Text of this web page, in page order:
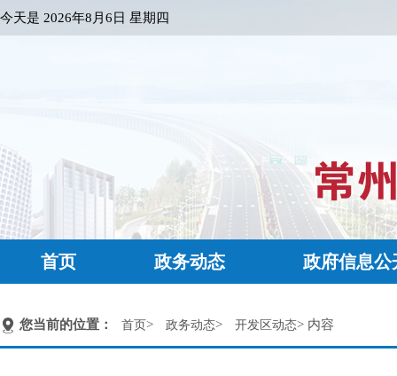
今天是 2026年8月6日 星期四
首页 政务动态 政府信息公
您当前的位置： 首页> 政务动态> 开发区动态> 内容